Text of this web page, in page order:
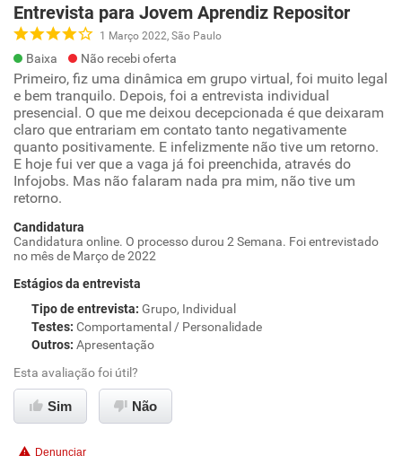
Entrevista para Jovem Aprendiz Repositor
1 Março 2022, São Paulo
Baixa Não recebi oferta
Primeiro, fiz uma dinâmica em grupo virtual, foi muito legal
e bem tranquilo. Depois, foi a entrevista individual
presencial. O que me deixou decepcionada é que deixaram
claro que entrariam em contato tanto negativamente
quanto positivamente. E infelizmente não tive um retorno.
E hoje fui ver que a vaga já foi preenchida, através do
Infojobs. Mas não falaram nada pra mim, não tive um
retorno.
Candidatura
Candidatura online. O processo durou 2 Semana. Foi entrevistado
no mês de Março de 2022
Estágios da entrevista
Tipo de entrevista: Grupo, Individual
Testes: Comportamental / Personalidade
Outros: Apresentação
Esta avaliação foi útil?
Sim Não
Denunciar